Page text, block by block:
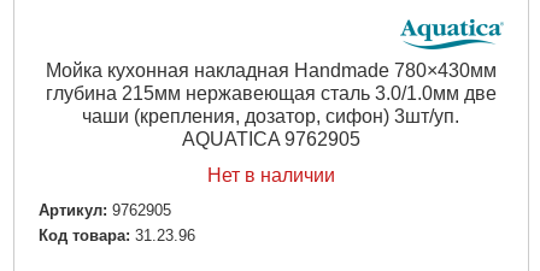
Мойка кухонная накладная Handmade 780×430мм
глубина 215мм нержавеющая сталь 3.0/1.0мм две
чаши (крепления, дозатор, сифон) 3шт/уп.
AQUATICA 9762905
Нет в наличии
Артикул: 9762905
Код товара: 31.23.96